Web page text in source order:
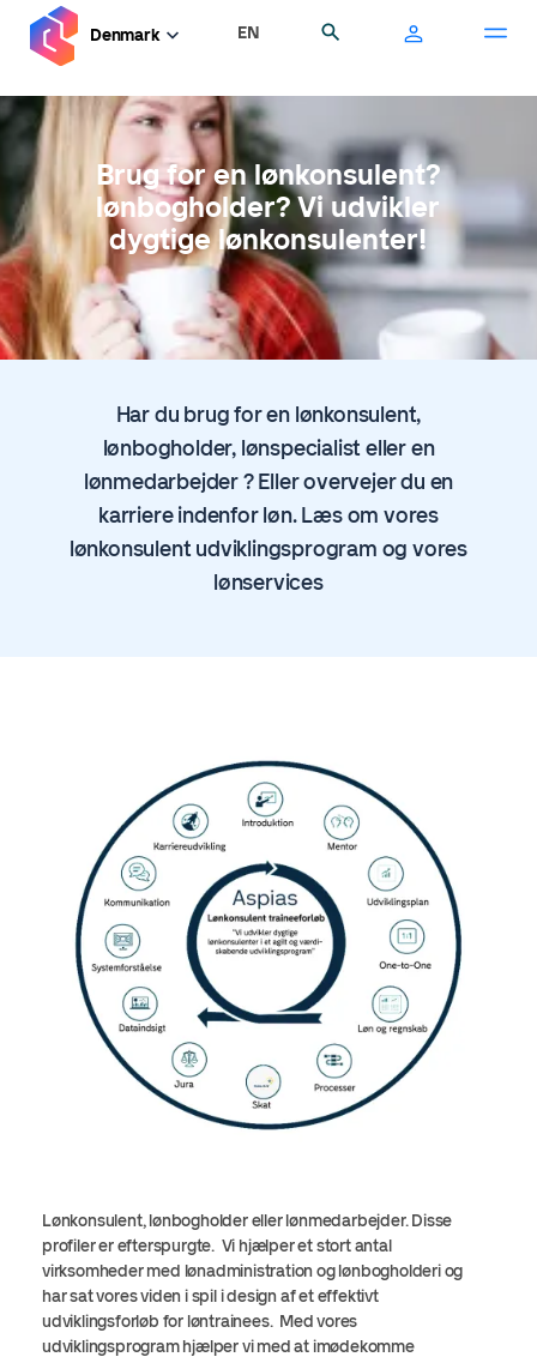
hovedindhold
Denmark EN
Brug for en lønkonsulent?
lønbogholder? Vi udvikler
dygtige lønkonsulenter!
Har du brug for en lønkonsulent,
lønbogholder, lønspecialist eller en
lønmedarbejder ? Eller overvejer du en
karriere indenfor løn. Læs om vores
lønkonsulent udviklingsprogram og vores
lønservices
Lønkonsulent, lønbogholder eller lønmedarbejder. Disse
profiler er efterspurgte. Vi hjælper et stort antal
virksomheder med lønadministration og lønbogholderi og
har sat vores viden i spil i design af et effektivt
udviklingsforløb for løntrainees. Med vores
udviklingsprogram hjælper vi med at imødekomme